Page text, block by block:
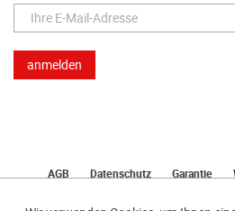
AGB Datenschutz Garantie